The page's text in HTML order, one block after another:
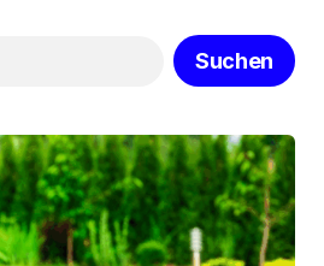
Suchen